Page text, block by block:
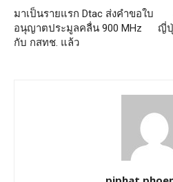
มาเป็นรายแรก Dtac ส่งคำขอใบ
อนุญาตประมูลคลื่น 900 MHz
กับ กสทช. แล้ว
ญี่ปุ่